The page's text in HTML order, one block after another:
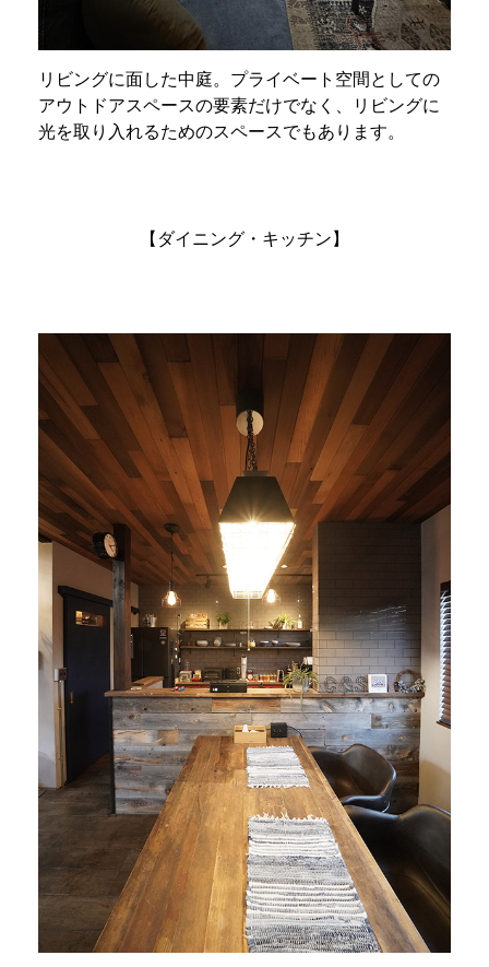
リビングに面した中庭。プライベート空間としての
アウトドアスペースの要素だけでなく、リビングに
光を取り入れるためのスペースでもあります。
【ダイニング・キッチン】